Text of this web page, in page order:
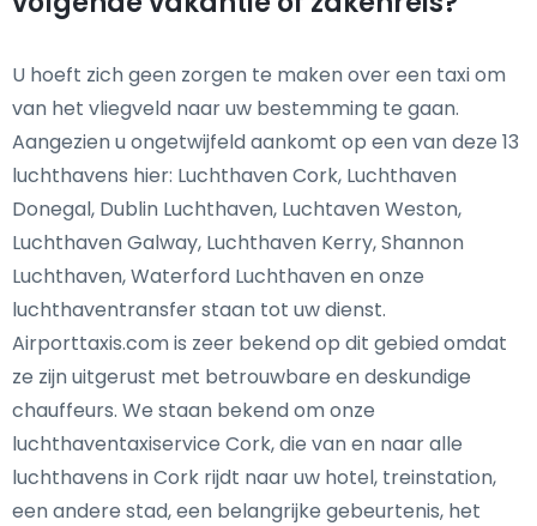
U hoeft zich geen zorgen te maken over een taxi om
van het vliegveld naar uw bestemming te gaan.
Aangezien u ongetwijfeld aankomt op een van deze 13
luchthavens hier: Luchthaven Cork, Luchthaven
Donegal, Dublin Luchthaven, Luchtaven Weston,
Luchthaven Galway, Luchthaven Kerry, Shannon
Luchthaven, Waterford Luchthaven en onze
luchthaventransfer staan tot uw dienst.
Airporttaxis.com is zeer bekend op dit gebied omdat
ze zijn uitgerust met betrouwbare en deskundige
chauffeurs. We staan bekend om onze
luchthaventaxiservice Cork, die van en naar alle
luchthavens in Cork rijdt naar uw hotel, treinstation,
een andere stad, een belangrijke gebeurtenis, het